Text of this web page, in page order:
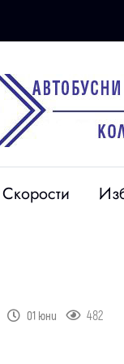
Скорости
01 юни 482